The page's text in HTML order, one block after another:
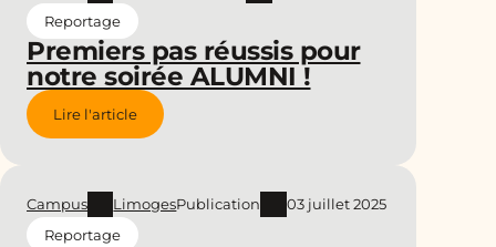
Premiers pas réussis pour
notre soirée ALUMNI !
Reportage
Lire l'article
Campus LimogesPublication
03 juillet 2025
Reportage